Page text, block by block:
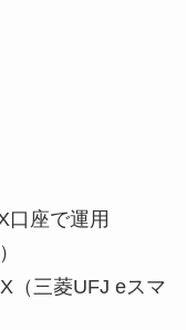
口座で運用
（三菱UFJ eスマ